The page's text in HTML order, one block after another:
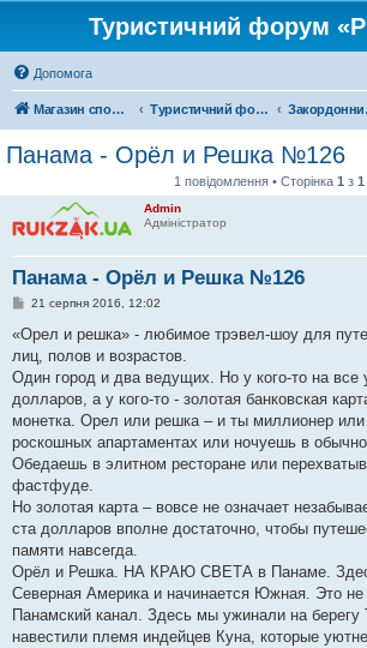
Туристичний форум
Допомога
Магазин спорядження Туристичний форум «Рюкзак»
Панама - Орёл и Решка №126
1 повідомлення • Сторінка 1 з 1
Admin
Адміністратор
Панама - Орёл и Решка №126
П
в
д
о
м
л
е
н
я
21 серпня 2016, 12:02
«Орел и решка» - любимое трэвел-шоу для
лиц, полов и возрастов.
Один город и два ведущих. Но у кого-то на все
долларов, а у кого-то - золотая банковская
монетка. Орел или решка – и ты миллионер
роскошных апартаментах или ночуешь в
Обедаешь в элитном ресторане или
фастфуде.
Но золотая карта – вовсе не означает
ста долларов вполне достаточно, чтобы
памяти навсегда.
Орёл и Решка. НА КРАЮ СВЕТА в Панаме.
Северная Америка и начинается Южная. Это не
Панамский канал. Здесь мы ужинали на берегу
навестили племя индейцев Куна, которые